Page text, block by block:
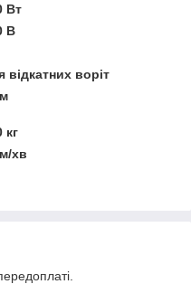
Вт
В
відкатних воріт
кг
хв